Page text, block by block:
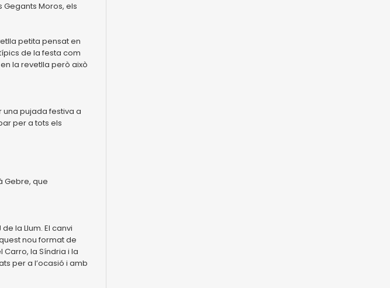
Moros, els
petita pensat en
de la festa com
la revetlla però això
pujada festiva a
per a tots els
Gebre, que
la Llum. El canvi
nou format de
la Síndria i la
per a l’ocasió i amb